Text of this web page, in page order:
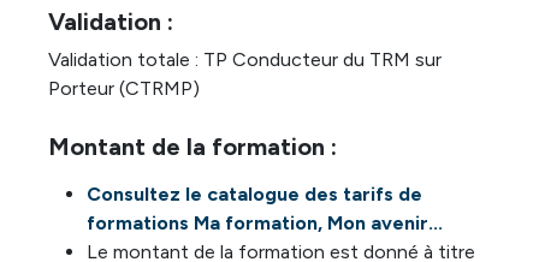
Validation :
Validation totale : TP Conducteur du TRM sur
Porteur (CTRMP)
Montant de la formation :
Consultez le catalogue des tarifs de
formations Ma formation, Mon avenir...
Le montant de la formation est donné à titre